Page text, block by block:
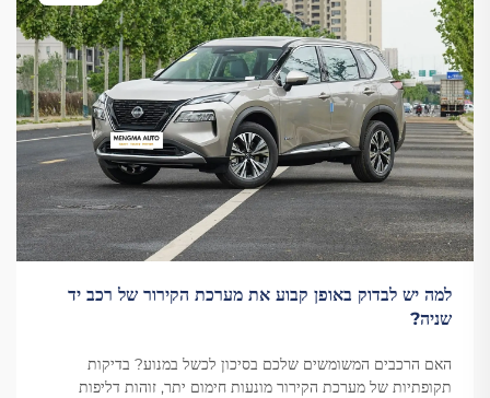
למה יש לבדוק באופן קבוע את מערכת הקירור של רכב יד
שניה?
האם הרכבים המשומשים שלכם בסיכון לכשל במנוע? בדיקות
תקופתיות של מערכת הקירור מונעות חימום יתר, זוהות דליפות